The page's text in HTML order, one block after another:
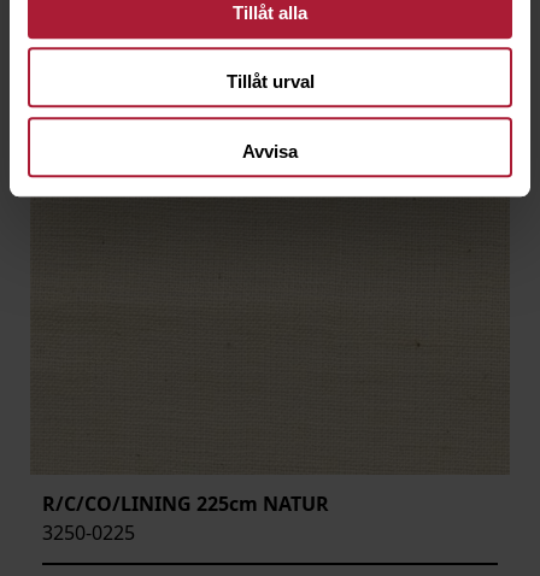
Tillåt alla
Tillåt urval
Avvisa
R/C/CO/LINING 225cm NATUR
3250-0225